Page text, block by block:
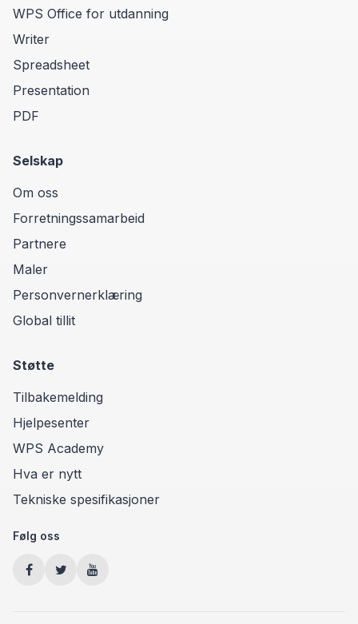
WPS Office for utdanning
Writer
Spreadsheet
Presentation
PDF
Selskap
Om oss
Forretningssamarbeid
Partnere
Maler
Personvernerklæring
Global tillit
Støtte
Tilbakemelding
Hjelpesenter
WPS Academy
Hva er nytt
Tekniske spesifikasjoner
Følg oss